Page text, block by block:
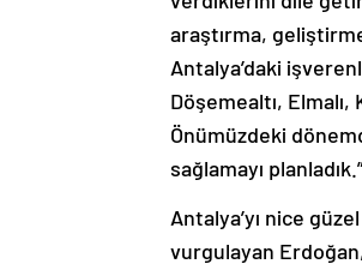
araştırma,
Antalya’daki
Döşemealtı, Elmalı,
Önümüzdeki
sağlamayı
vurgulayan